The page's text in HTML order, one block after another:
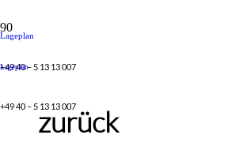
Lageplan
+49 40 – 5 13 13 007
Lageplan
+49 40 – 5 13 13 007zurück